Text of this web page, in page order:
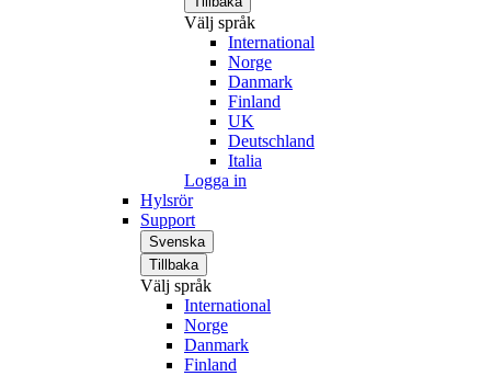
Välj språk
International
Norge
Danmark
Finland
UK
Deutschland
Italia
Logga in
Hylsrör
Support
Svenska
Tillbaka
Välj språk
International
Norge
Danmark
Finland